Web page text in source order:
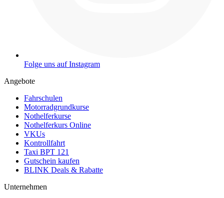
Folge uns auf Instagram
Angebote
Fahrschulen
Motorradgrundkurse
Nothelferkurse
Nothelferkurs Online
VKUs
Kontrollfahrt
Taxi BPT 121
Gutschein kaufen
BLINK Deals & Rabatte
Unternehmen